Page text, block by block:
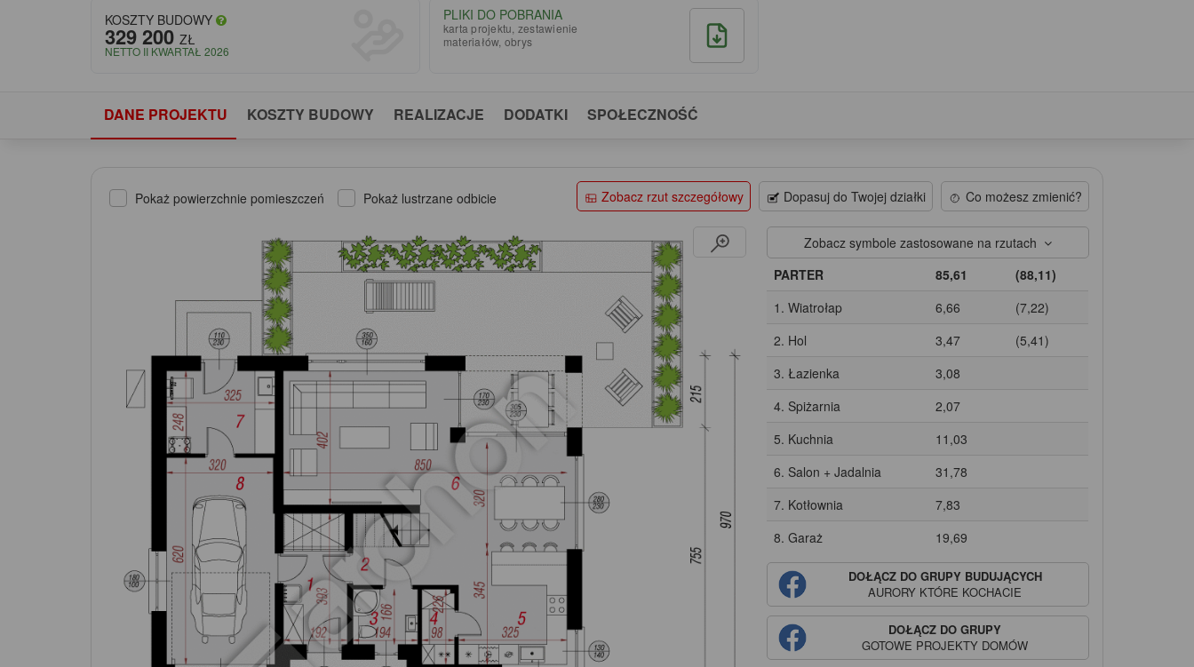
KOSZTY BUDOWY
329 200 ZŁ
NETTO II KWARTAŁ 2026
PLIKI DO POBRANIA
karta projektu, zestawienie
materiałów, obrys
DANE PROJEKTU KOSZTY BUDOWY REALIZACJE DODATKI SPOŁECZNOŚĆ
Pokaż powierzchnie pomieszczeń Pokaż lustrzane odbicie Zobacz rzut szczegółowy Dopasuj do Twojej działki Co możesz zmienić?
Zobacz symbole zastosowane na rzutach
PARTER
85,61
(88,11)
1. Wiatrołap
6,66
(7,22)
2. Hol
3,47
(5,41)
3. Łazienka
3,08
4. Spiżarnia
2,07
5. Kuchnia
11,03
6. Salon + Jadalnia
31,78
7. Kotłownia
7,83
8. Garaż
19,69
DOŁĄCZ DO GRUPY BUDUJĄCYCH
AURORY KTÓRE KOCHACIE
DOŁĄCZ DO GRUPY
GOTOWE PROJEKTY DOMÓW